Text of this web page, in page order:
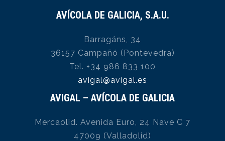
AVÍCOLA DE GALICIA, S.A.U.
Barragáns, 34
36157 Campañó (Pontevedra)
Tel. +34 986 833 100
avigal@avigal.es
AVIGAL – AVÍCOLA DE GALICIA
Mercaolid. Avenida Euro, 24 Nave C 7
47009 (Valladolid)